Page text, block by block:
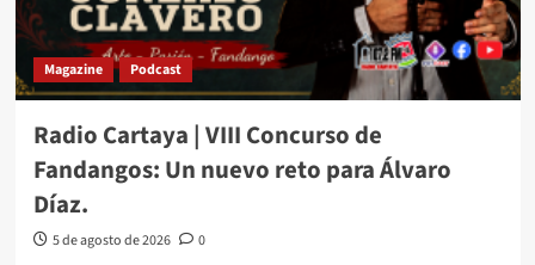
Magazine Podcast
Radio Cartaya | VIII Concurso de
Fandangos: Un nuevo reto para Álvaro
Díaz.
5 de agosto de 2026 0